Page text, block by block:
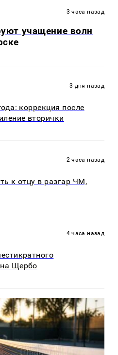
3 часа назад
учащение волн
3 дня назад
коррекция после
вторички
2 часа назад
к отцу в разгар ЧМ,
4 часа назад
Щербо